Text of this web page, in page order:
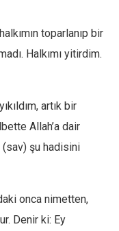
toparlanıp bir
Halkımı yitirdim.
artık bir
Allah’a dair
(sav) şu hadisini
onca nimetten,
Denir ki: Ey